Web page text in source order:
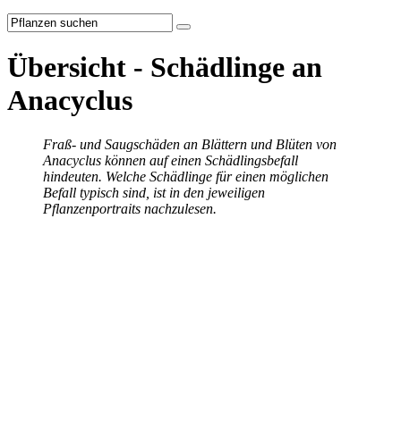
Übersicht - Schädlinge an
Anacyclus
Fraß- und Saugschäden an Blättern und Blüten von
Anacyclus können auf einen Schädlingsbefall
hindeuten. Welche Schädlinge für einen möglichen
Befall typisch sind, ist in den jeweiligen
Pflanzenportraits nachzulesen.